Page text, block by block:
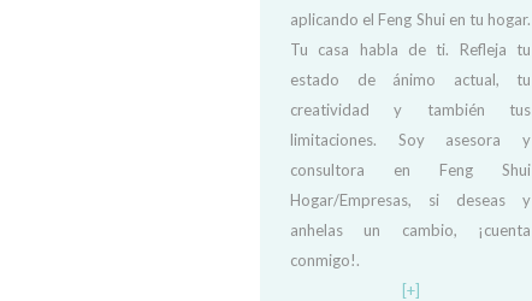
aplicando el Feng Shui en tu hogar.
Tu casa habla de ti. Refleja tu
estado de ánimo actual, tu
creatividad y también tus
limitaciones. Soy asesora y
consultora en Feng Shui
Hogar/Empresas, si deseas y
anhelas un cambio, ¡cuenta
conmigo!.
[+]